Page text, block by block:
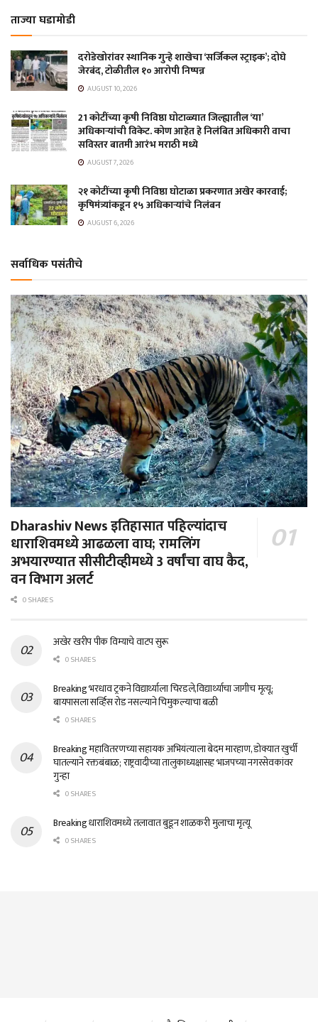
ताज्या घडामोडी
दरोडेखोरांवर स्थानिक गुन्हे शाखेचा ‘सर्जिकल स्ट्राइक’; दोघे
जेरबंद, टोळीतील १० आरोपी निष्पन्न
AUGUST 10, 2026
21 कोटींच्या कृषी निविष्ठा घोटाळ्यात जिल्ह्यातील ‘या’
अधिकाऱ्यांची विकेट. कोण आहेत हे निलंबित अधिकारी वाचा
सविस्तर बातमी आरंभ मराठी मध्ये
AUGUST 7, 2026
२१ कोटींच्या कृषी निविष्ठा घोटाळा प्रकरणात अखेर कारवाई;
कृषिमंत्र्यांकडून १५ अधिकाऱ्यांचे निलंबन
AUGUST 6, 2026
सर्वाधिक पसंतीचे
Dharashiv News इतिहासात पहिल्यांदाच
धाराशिवमध्ये आढळला वाघ; रामलिंग
अभयारण्यात सीसीटीव्हीमध्ये 3 वर्षांचा वाघ कैद,
वन विभाग अलर्ट
0 SHARES
अखेर खरीप पीक विम्याचे वाटप सुरू
0 SHARES
Breaking भरधाव ट्रकने विद्यार्थ्याला चिरडले,विद्यार्थ्याचा जागीच मृत्यू;
बायपासला सर्व्हिस रोड नसल्याने चिमुकल्याचा बळी
0 SHARES
Breaking महावितरणच्या सहायक अभियंत्याला बेदम मारहाण, डोक्यात खुर्ची
घातल्याने रक्तबंबाळ; राष्ट्रवादीच्या तालुकाध्यक्षासह भाजपच्या नगरसेवकांवर
गुन्हा
0 SHARES
Breaking धाराशिवमध्ये तलावात बुडून शाळकरी मुलाचा मृत्यू
0 SHARES